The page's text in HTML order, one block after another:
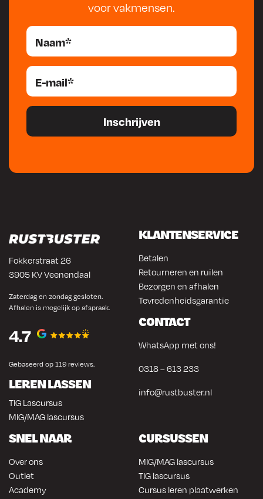
voor vakmensen.
Fokkerstraat 26
3905 KV Veenendaal
Zaterdag en zondag gesloten.
Afhalen is mogelijk op afspraak.
4.7
Gebaseerd op 119 reviews.
LEREN LASSEN
TIG Lascursus
MIG/MAG lascursus
KLANTENSERVICE
Betalen
Retourneren en ruilen
Bezorgen en afhalen
Tevredenheidsgarantie
CONTACT
WhatsApp met ons!
0318 – 613 233
info@rustbuster.nl
SNEL NAAR
Over ons
Outlet
Academy
CURSUSSEN
MIG/MAG lascursus
TIG lascursus
Cursus leren plaatwerken